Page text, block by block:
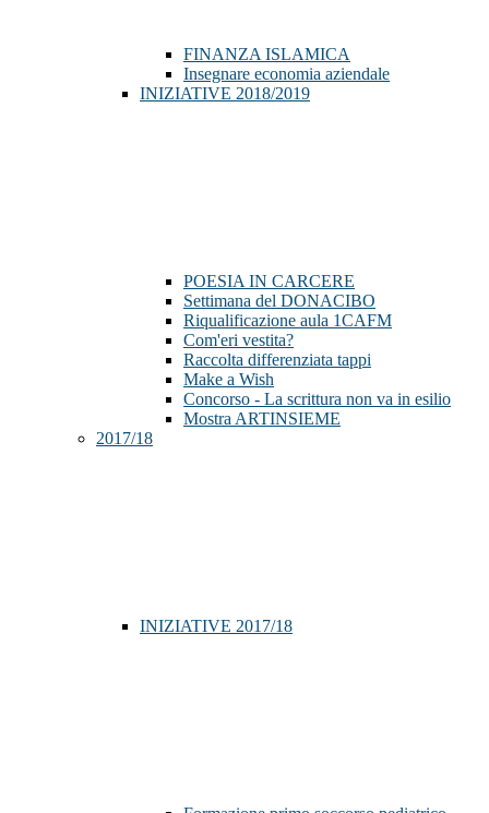
FINANZA ISLAMICA
Insegnare economia aziendale
INIZIATIVE 2018/2019
POESIA IN CARCERE
Settimana del DONACIBO
Riqualificazione aula 1CAFM
Com'eri vestita?
Raccolta differenziata tappi
Make a Wish
Concorso - La scrittura non va in esilio
Mostra ARTINSIEME
2017/18
INIZIATIVE 2017/18